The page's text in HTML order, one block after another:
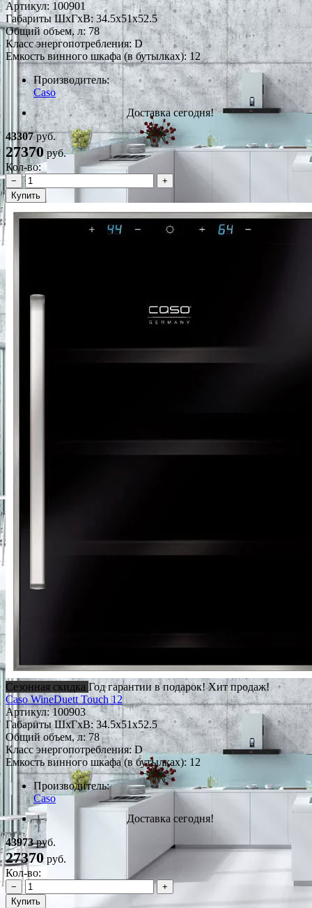
Артикул:100901
Габариты ШxГxВ: 34.5x51x52.5
Общий объем, л: 78
Класс энергопотребления: D
Емкость винного шкафа (в бутылках): 12
Производитель:
Caso
Доставка сегодня!
43307руб.
27370руб.
Кол-во:
−
+
Купить
Сезонная скидка Год гарантии в подарок!Хит продаж!
Caso WineDuett Touch 12
Артикул:100903
Габариты ШxГxВ: 34.5x51x52.5
Общий объем, л: 78
Класс энергопотребления: D
Емкость винного шкафа (в бутылках): 12
Производитель:
Caso
Доставка сегодня!
43973руб.
27370руб.
Кол-во:
−
+
Купить